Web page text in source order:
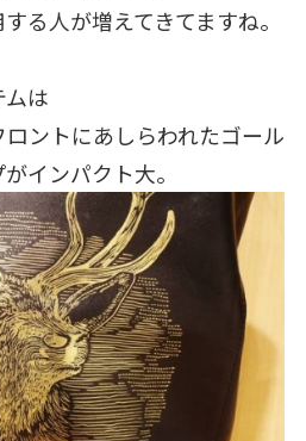
る人が増えてきてますね。
は
ントにあしらわれたゴール
インパクト大。